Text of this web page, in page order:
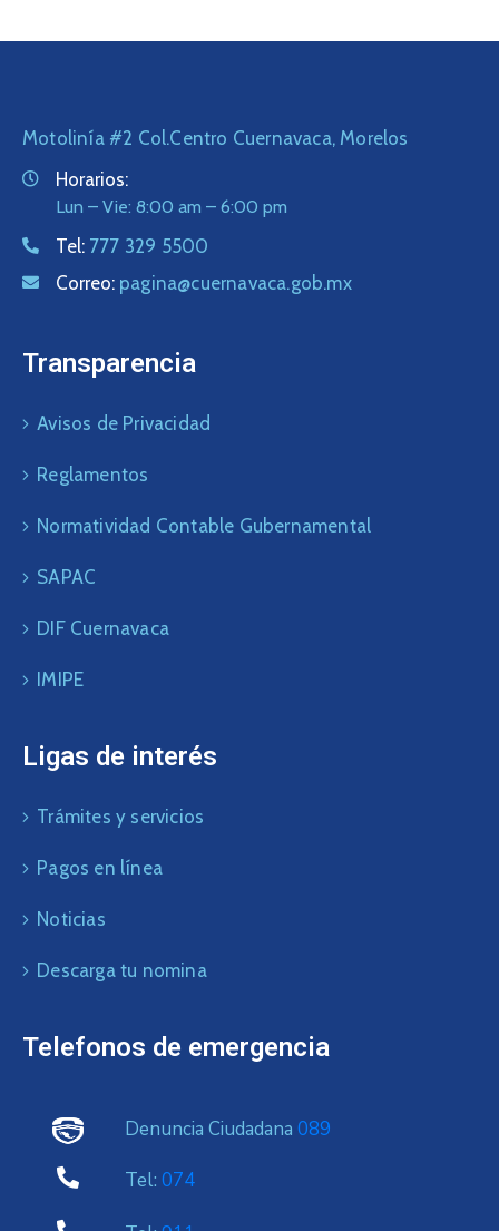
Motolinía #2 Col.Centro Cuernavaca, Morelos
Horarios:
Lun – Vie: 8:00 am – 6:00 pm
Tel: 777 329 5500
Correo: pagina@cuernavaca.gob.mx
Transparencia
Avisos de Privacidad
Reglamentos
Normatividad Contable Gubernamental
SAPAC
DIF Cuernavaca
IMIPE
Ligas de interés
Trámites y servicios
Pagos en línea
Noticias
Descarga tu nomina
Telefonos de emergencia
Denuncia Ciudadana 089
Tel: 074